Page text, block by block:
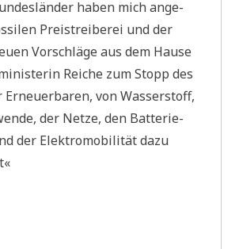
haben mich ange­
Preis­trei­be­rei und der
Vor­schlä­ge aus dem Hau­se
Rei­che zum Stopp des
Erneu­er­ba­ren, von Was­ser­stoff,
der Net­ze, den Bat­te­rie­
der Elek­tro­mo­bi­li­tät dazu